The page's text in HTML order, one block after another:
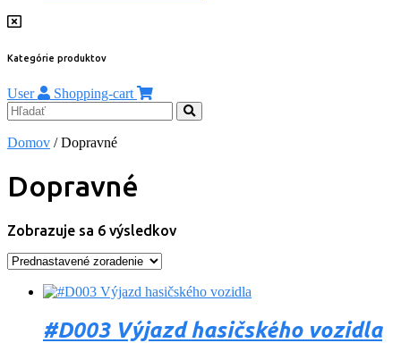
Kategórie produktov
User Shopping-cart
Domov / Dopravné
Dopravné
Zobrazuje sa 6 výsledkov
#D003 Výjazd hasičského vozidla